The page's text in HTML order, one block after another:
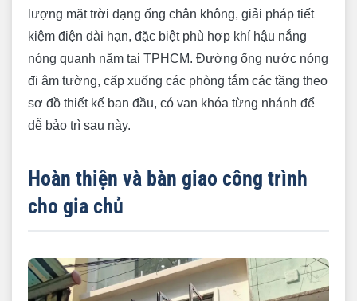
lượng mặt trời dạng ống chân không, giải pháp tiết
kiệm điện dài hạn, đặc biệt phù hợp khí hậu nắng
nóng quanh năm tại TPHCM. Đường ống nước nóng
đi âm tường, cấp xuống các phòng tắm các tầng theo
sơ đồ thiết kế ban đầu, có van khóa từng nhánh để
dễ bảo trì sau này.
Hoàn thiện và bàn giao công trình
cho gia chủ